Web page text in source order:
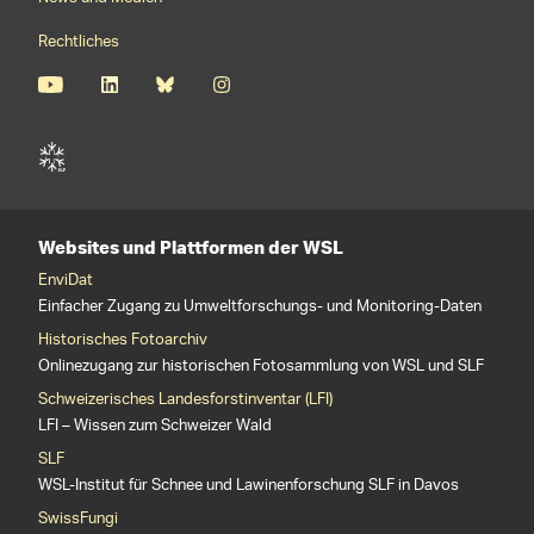
Rechtliches
Websites und Plattformen der WSL
EnviDat
Einfacher Zugang zu Umweltforschungs- und Monitoring-Daten
Historisches Fotoarchiv
Onlinezugang zur historischen Fotosammlung von WSL und SLF
Schweizerisches Landesforstinventar (LFI)
LFI – Wissen zum Schweizer Wald
SLF
WSL-Institut für Schnee und Lawinenforschung SLF in Davos
SwissFungi